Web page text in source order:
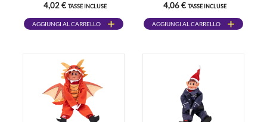
4,02 € TASSE INCLUSE
AGGIUNGI AL CARRELLO
4,06 € TASSE INCLUSE
AGGIUNGI AL CARRELLO